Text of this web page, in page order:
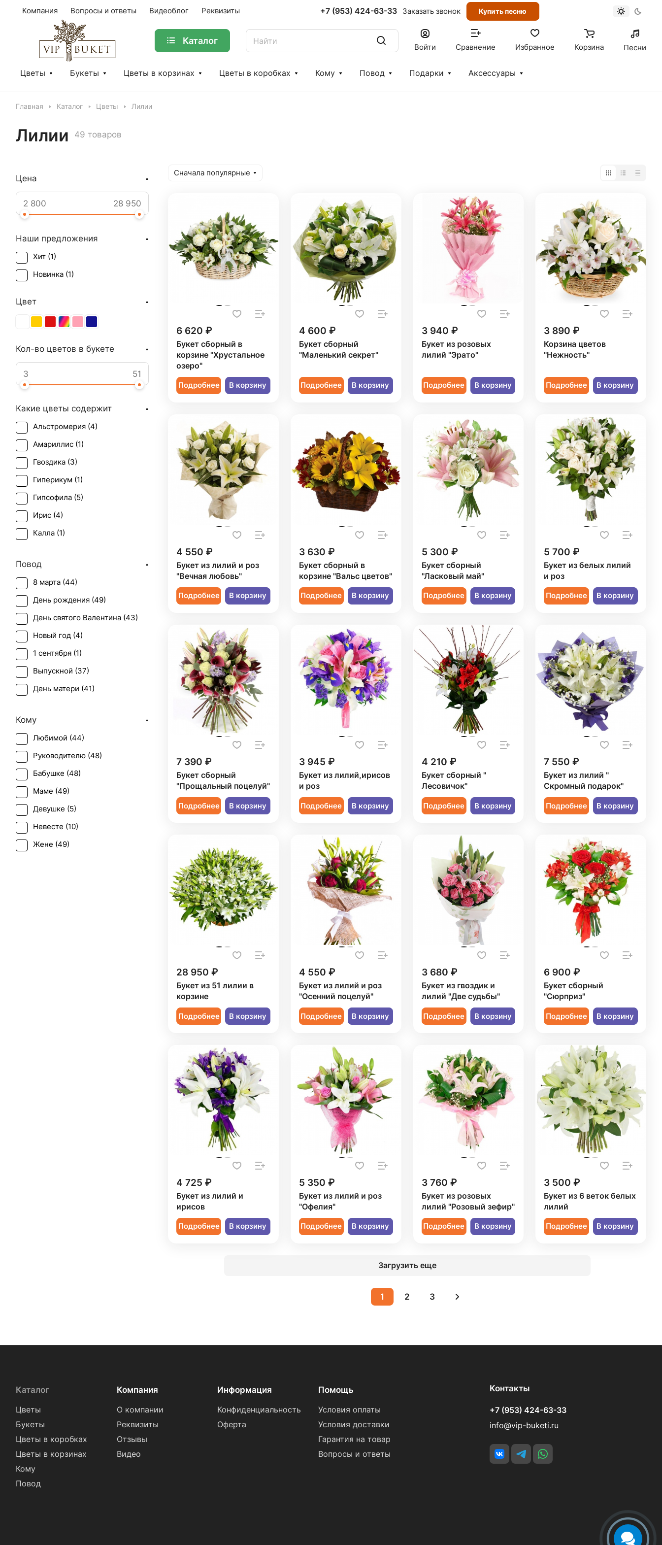
Компания Вопросы и ответы Видеоблог Реквизиты +7 (953) 424-63-33 Заказать звонок Купить песню
Каталог
Войти Сравнение Избранное Корзина Песни
Цветы Букеты Цветы в корзинах Цветы в коробках Кому Повод Подарки Аксессуары
Главная Каталог Цветы Лилии
Лилии 49 товаров
Сначала популярные
6 620 ₽
Букет сборный в
корзине "Хрустальное
озеро"
Подробнее В корзину
4 600 ₽
Букет сборный
"Маленький секрет"
Подробнее В корзину
3 940 ₽
Букет из розовых
лилий "Эрато"
Подробнее В корзину
3 890 ₽
Корзина цветов
"Нежность"
Подробнее В корзину
4 550 ₽
Букет из лилий и роз
"Вечная любовь"
Подробнее В корзину
3 630 ₽
Букет сборный в
корзине "Вальс цветов"
Подробнее В корзину
5 300 ₽
Букет сборный
"Ласковый май"
Подробнее В корзину
5 700 ₽
Букет из белых лилий
и роз
Подробнее В корзину
7 390 ₽
Букет сборный
"Прощальный поцелуй"
Подробнее В корзину
3 945 ₽
Букет из лилий,ирисов
и роз
Подробнее В корзину
4 210 ₽
Букет сборный "
Лесовичок"
Подробнее В корзину
7 550 ₽
Букет из лилий "
Скромный подарок"
Подробнее В корзину
28 950 ₽
Букет из 51 лилии в
корзине
Подробнее В корзину
4 550 ₽
Букет из лилий и роз
"Осенний поцелуй"
Подробнее В корзину
3 680 ₽
Букет из гвоздик и
лилий "Две судьбы"
Подробнее В корзину
6 900 ₽
Букет сборный
"Сюрприз"
Подробнее В корзину
4 725 ₽
Букет из лилий и
ирисов
Подробнее В корзину
5 350 ₽
Букет из лилий и роз
"Офелия"
Подробнее В корзину
3 760 ₽
Букет из розовых
лилий "Розовый зефир"
Подробнее В корзину
3 500 ₽
Букет из 6 веток белых
лилий
Подробнее В корзину
Загрузить еще
1 2 3
Цена
Наши предложения
Хит (1)
Новинка (1)
Цвет
Кол-во цветов в букете
Какие цветы содержит
Альстромерия (4)
Амариллис (1)
Гвоздика (3)
Гиперикум (1)
Гипсофила (5)
Ирис (4)
Калла (1)
Маттиола (
Подсолнух (
Ранункулюс (1)
Роза (21)
Солидаго ( 1)
Статица (2 )
Тюльпан (2 )
Хризантема ( 3)
Повод
8 марта (44)
День рождения (49)
День святого Валентина (43)
Новый год (4)
1 сентября (1)
Выпускной (37)
День матери (41)
Пасха (
Первое свидание (
Последний звонок (
Рождение ребенка (
Рождество (
Свадьба ( 6)
Татьянин день (
Юбилей (23
Кому
Любимой (44)
Руководителю (48)
Бабушке (48)
Маме (49)
Девушке (5)
Невесте (10)
Жене (49)
Каталог
Цветы
Букеты
Цветы в коробках
Цветы в корзинах
Кому
Повод
Компания
О компании
Реквизиты
Отзывы
Видео
Информация
Конфиденциальность
Оферта
Помощь
Условия оплаты
Условия доставки
Гарантия на товар
Вопросы и ответы
Контакты
+7 (953) 424-63-33
info@vip-buketi.ru